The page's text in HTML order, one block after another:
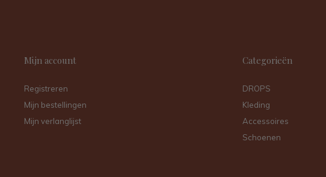
Mijn account
Registreren
Mijn bestellingen
Mijn verlanglijst
Categorieën
DROPS
Kleding
Accessoires
Schoenen